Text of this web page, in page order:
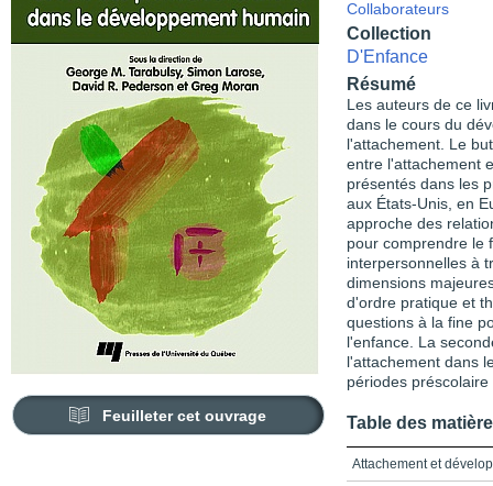
Feuilleter cet ouvrage
Collaborateurs
Collection
D'Enfance
Résumé
Les auteurs de ce
dans le cours du
l'attachement. Le
entre l'attachement
présentés dans les
aux États-Unis, en
approche des
pour comprendre le
interpersonnelles à
dimensions
d'ordre pratique et
questions à la fine
l'enfance. La
l'attachement dans
périodes
Table des
Attachement et